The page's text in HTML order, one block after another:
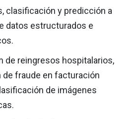
clasificación y predicción a
datos estructurados e
de reingresos hospitalarios,
de fraude en facturación
de imágenes